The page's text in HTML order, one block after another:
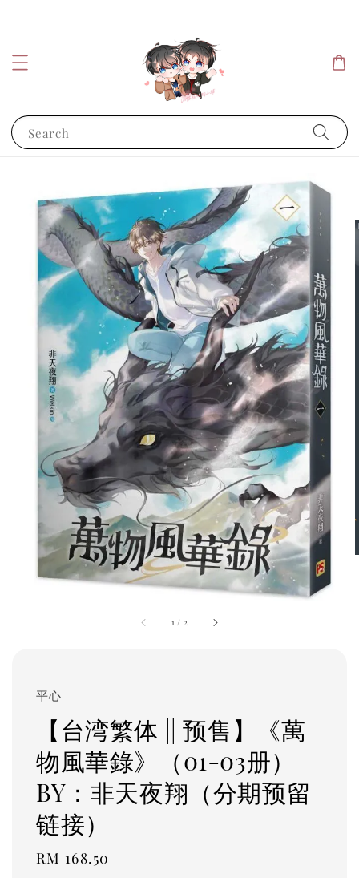
Search
1 / 2
平心
【台湾繁体 || 预售】《萬
物風華錄》（01-03册）
BY：非天夜翔（分期预留
链接）
Regular
RM 168.50